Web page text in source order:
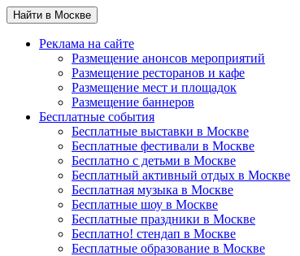
Найти в Москве
Реклама на сайте
Размещение анонсов мероприятий
Размещение ресторанов и кафе
Размещение мест и площадок
Размещение баннеров
Бесплатные события
Бесплатные выставки в Москве
Бесплатные фестивали в Москве
Бесплатно с детьми в Москве
Бесплатный активный отдых в Москве
Бесплатная музыка в Москве
Бесплатные шоу в Москве
Бесплатные праздники в Москве
Бесплатно! стендап в Москве
Бесплатные образование в Москве